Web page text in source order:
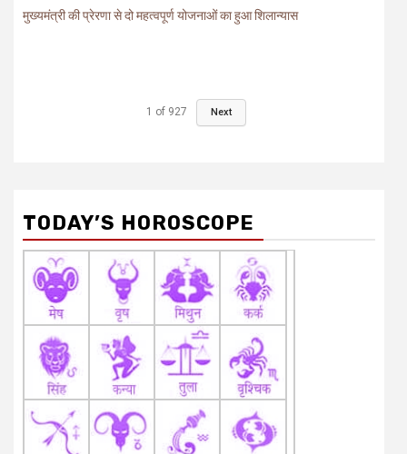
मुख्यमंत्री की प्रेरणा से दो महत्वपूर्ण योजनाओं का हुआ शिलान्यास
1 of 927 Next
TODAY’S HOROSCOPE